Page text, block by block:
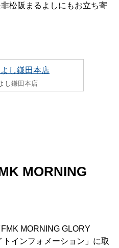
松阪まるよしにもお立ち寄
し鎌田本店
MORNING
MORNING GLORY
インフォメーション」に取